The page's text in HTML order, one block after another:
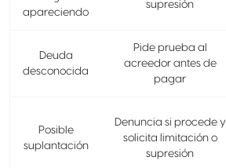
apareciendo
supresión
Deuda
desconocida
Pide prueba al
acreedor antes de
pagar
Posible
suplantación
Denuncia si procede y
solicita limitación o
supresión